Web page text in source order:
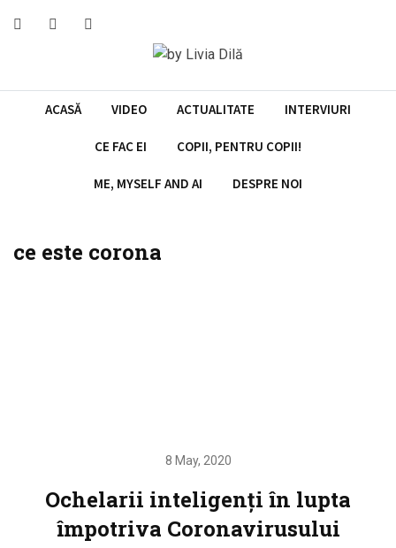
ACASĂ VIDEO ACTUALITATE INTERVIURI
CE FAC EI COPII, PENTRU COPII!
ME, MYSELF AND AI DESPRE NOI
ce este corona
8 May, 2020
Ochelarii inteligenți în lupta
împotriva Coronavirusului